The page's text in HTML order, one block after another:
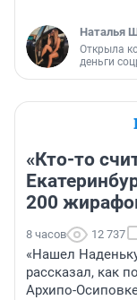
Наталья
Открыла
деньги
«Кто-то
200
8 часов 12 737
«Нашел
рассказал, как
Архипо-